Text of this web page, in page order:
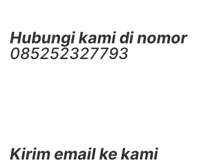
Hubungi kami di nomor
085252327793
Kirim email ke kami